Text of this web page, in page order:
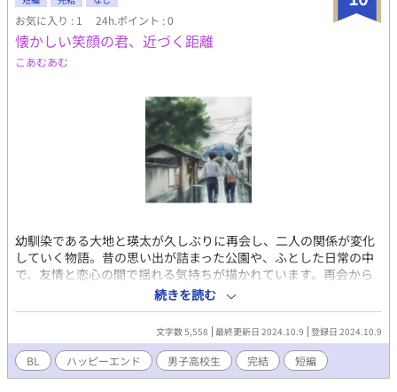
お気に入り : 1 24h.ポイント : 0
懐かしい笑顔の君、近づく距離
こあむあむ
幼馴染である大地と瑛太が久しぶりに再会し、二人の関係が変化
していく物語。昔の思い出が詰まった公園や、ふとした日常の中
で、友情と恋心の間で揺れる気持ちが描かれています。再会から
始まる微妙な距離感と、少しずつ変わっていく二人の関係が中心
のストーリーです。
続きを読む
文字数 5,558 最終更新日 2024.10.9 登録日 2024.10.9
BL ハッピーエンド 男子高校生 完結 短編